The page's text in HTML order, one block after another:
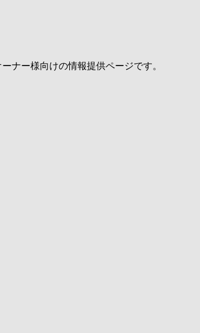
ナー様向けの情報提供ページです。